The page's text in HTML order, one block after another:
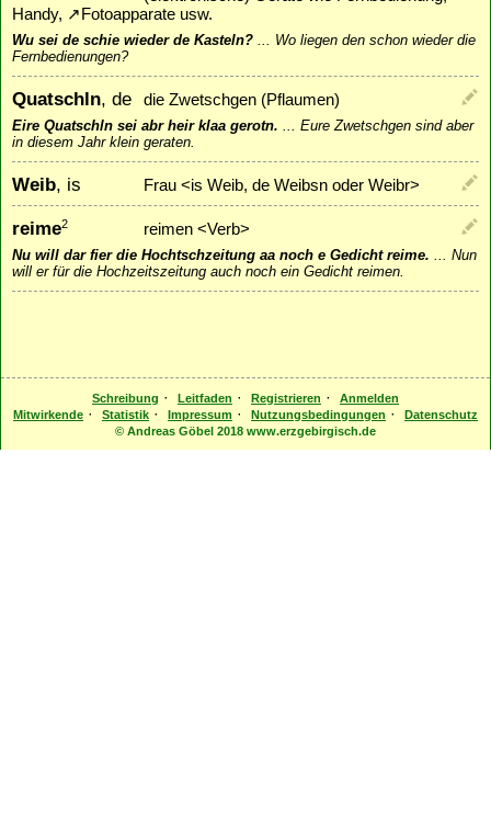
Handy, ↗ Fotoapparate usw.
Wu sei de schie wieder de Kasteln? ... Wo liegen den schon wieder die
Fernbedienungen?
Quatschln, de die Zwetschgen (Pflaumen)
Eire Quatschln sei abr heir klaa gerotn. ... Eure Zwetschgen sind aber
in diesem Jahr klein geraten.
Weib, is Frau <is Weib, de Weibsn oder Weibr>
reime2 reimen <Verb>
Nu will dar fier die Hochtschzeitung aa noch e Gedicht reime. ... Nun
will er für die Hochzeitszeitung auch noch ein Gedicht reimen.
Schreibung · Leitfaden · Registrieren ·
Anmelden
Mitwirkende · Statistik · Impressum · Nutzungsbedingungen ·
Datenschutz
© Andreas Göbel 2018 www.erzgebirgisch.de